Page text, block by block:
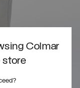
Colmar
store